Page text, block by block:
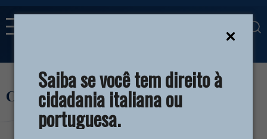
Saiba se você tem direito à
cidadania italiana ou
portuguesa.
Conteúdos certos para a sua decisão
CIDADANIA ITALIANA